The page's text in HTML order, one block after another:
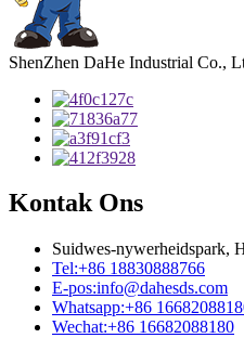
ShenZhen DaHe Industrial Co.,
Kontak Ons
Suidwes-nywerheidspark,
Tel:+86 18830888766
E-pos:info@dahesds.com
Whatsapp:+86
Wechat:+86 16682088180